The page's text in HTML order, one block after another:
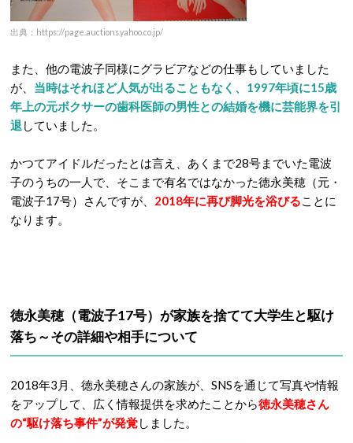
出典：https://page.auctions.yahoo.co.jp/
また、他の電波子同様にグラビアなどの仕事もしていました
が、 当時はそれほど人気が出ることもなく、1997年頃に15歳
年上の元ボクサーの歯科医師の男性との結婚を機に芸能界を引
退 していました。
かつてアイドルだったとは言え、あくまで28号までいた電波
子のうちの一人で、そこまで有名ではなかった徳永美穂（元・
電波子17号）さんですが、 2018年に再び脚光を浴びることに
なります。
徳永美穂（電波子17号）が家族を捨てて大学生と駆け
落ち～その詳細や相手について
2018年3月、徳永美穂さんの家族が、SNSを通じて写真や情報
をアップして、広く情報提供を求めたことから徳永美穂さん
の“駆け落ち事件”が発覚しました。